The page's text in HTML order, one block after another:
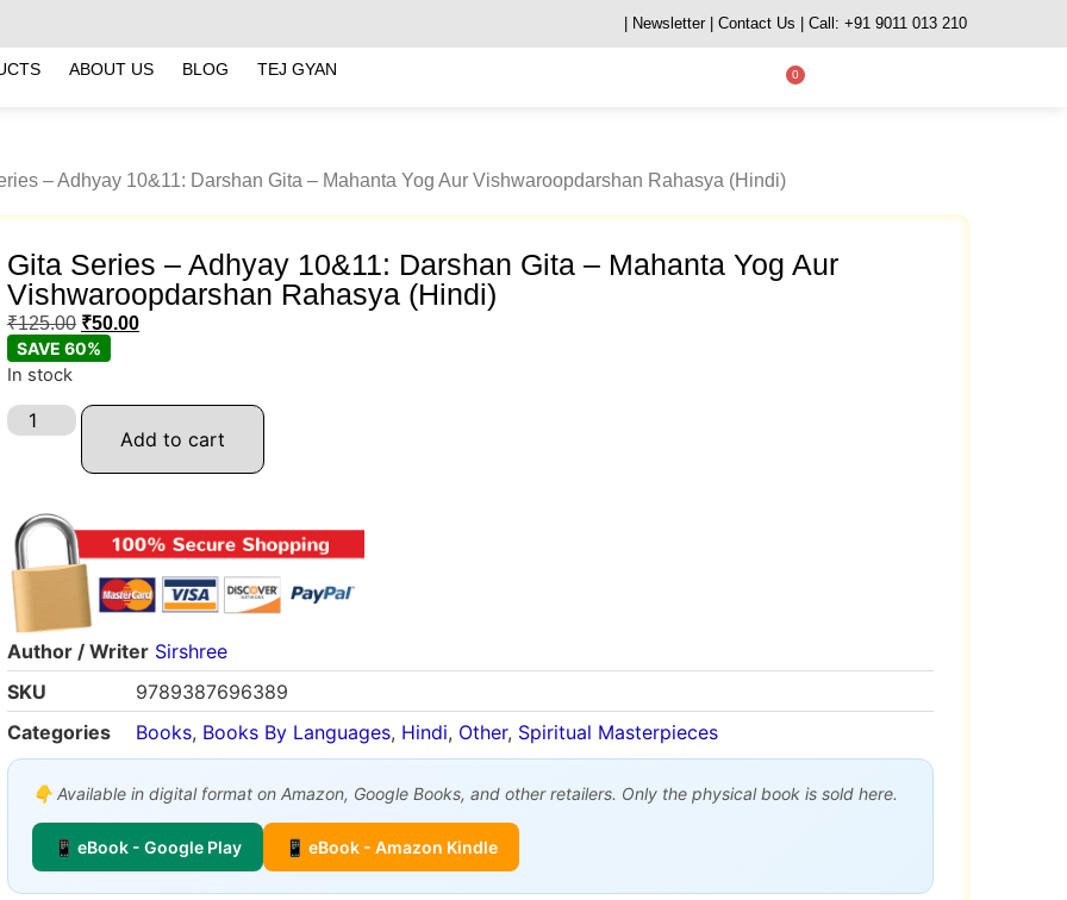
| Newsletter | Contact Us | Call: +91 9011 013 210
ABOUT US BLOG TEJ GYAN 0
– Adhyay 10&11: Darshan Gita – Mahanta Yog Aur Vishwaroopdarshan Rahasya (Hindi)
Gita Series – Adhyay 10&11: Darshan Gita – Mahanta Yog Aur
Vishwaroopdarshan Rahasya (Hindi)
₹125.00 ₹50.00
SAVE 60%
In stock
Add to cart
Author / Writer Sirshree
SKU
9789387696389
Categories
Books, Books By Languages, Hindi, Other, Spiritual Masterpieces
👇 Available in digital format on Amazon, Google Books, and other retailers. Only the physical book is sold here.
📱 eBook - Google Play 📱 eBook - Amazon Kindle